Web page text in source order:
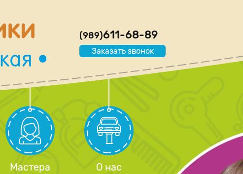
(989)611-68-89
Заказать звонок
Мастера О нас